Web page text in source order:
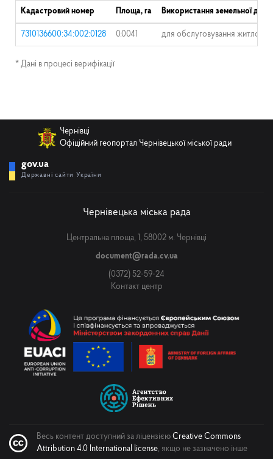
Кадастровий номер Площа, га Використання земельної
7310136600:34:002:0128 0.0041 для обслуговування
* Дані в процесі верифікації
Чернівці
Офіційний геопортал Чернівецької міської ради
gov.ua
Державні сайти України
Чернівецька міська рада
Центральна площа, 1, 58002 м. Чернівці
document@rada.cv.ua
(0372) 52-59-24
Контакт центр
Весь контент доступний за ліцензією Creative Commons
Attribution 4.0 International license, якщо не зазначено інше